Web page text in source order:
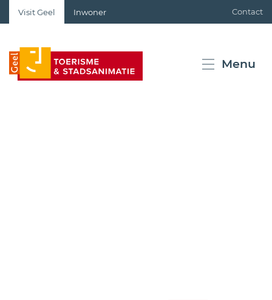
Visit Geel Inwoner Contact
Visit
Geel
Menu